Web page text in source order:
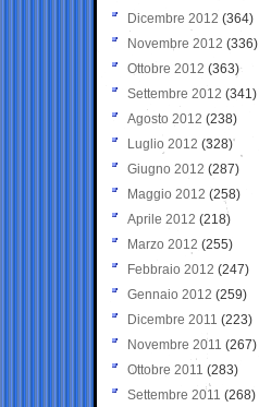
Dicembre 2012 (364)
Novembre 2012 (336)
Ottobre 2012 (363)
Settembre 2012 (341)
Agosto 2012 (238)
Luglio 2012 (328)
Giugno 2012 (287)
Maggio 2012 (258)
Aprile 2012 (218)
Marzo 2012 (255)
Febbraio 2012 (247)
Gennaio 2012 (259)
Dicembre 2011 (223)
Novembre 2011 (267)
Ottobre 2011 (283)
Settembre 2011 (268)